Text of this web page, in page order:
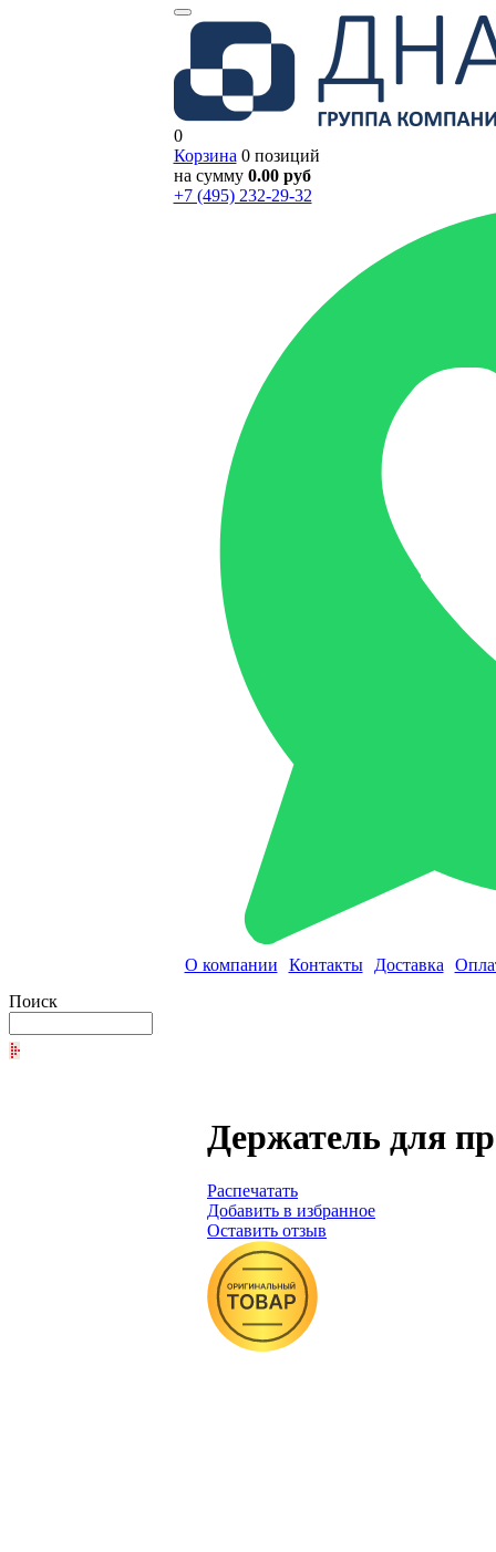
0
Корзина 0 позиций
на сумму 0.00 руб
+7 (495) 232-29-32
О компании Контакты Доставка
Поиск
Держатель для
Распечатать
Добавить в избранное
Оставить отзыв